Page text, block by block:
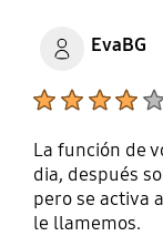
a real wood
it’s worth, id
am sure,
would. of
aren’t being
EvaBG
La función de
dia, después
pero se activa
le llamemos.